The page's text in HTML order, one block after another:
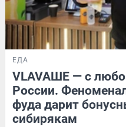
ЕДА
VLAVAШЕ — с
России.
фуда дарит
сибирякам